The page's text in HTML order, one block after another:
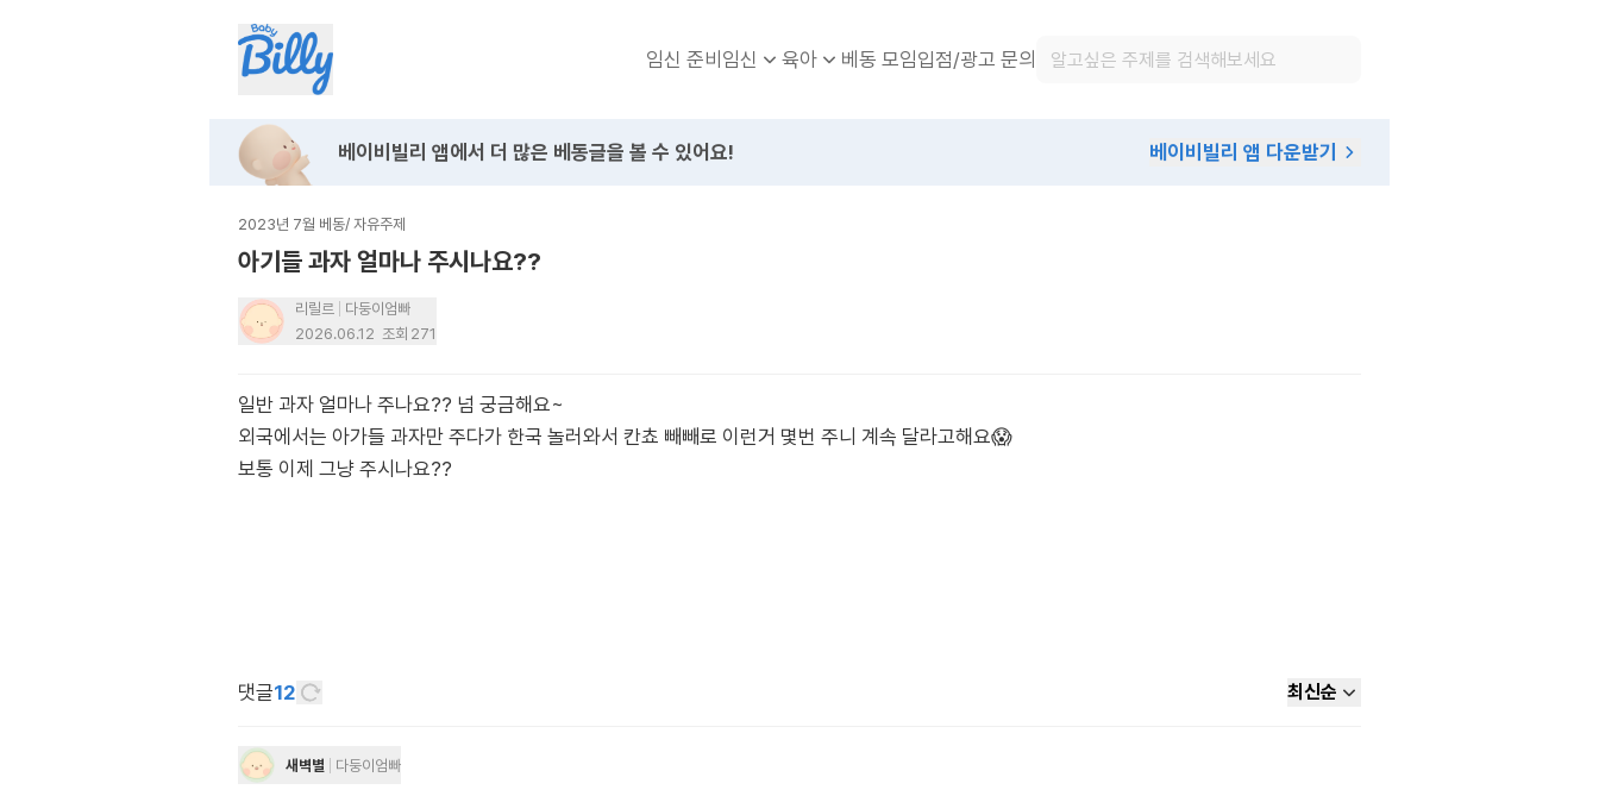
임신 준비임신 육아 베동 모임입점/광고 문의
베이비빌리 앱에서 더 많은 베동글을 볼 수 있어요! 베이비빌리 앱 다운받기
2023년 7월 베동/ 자유주제
아기들 과자 얼마나 주시나요??
리릴르
다둥이엄빠
2026.06.12 조회 271
일반 과자 얼마나 주나요?? 넘 궁금해요~
외국에서는 아가들 과자만 주다가 한국 놀러와서 칸쵸 빼빼로 이런거 몇번 주니 계속 달라고해요😱
보통 이제 그냥 주시나요??
댓글12 최신순
새벽별 다둥이엄빠